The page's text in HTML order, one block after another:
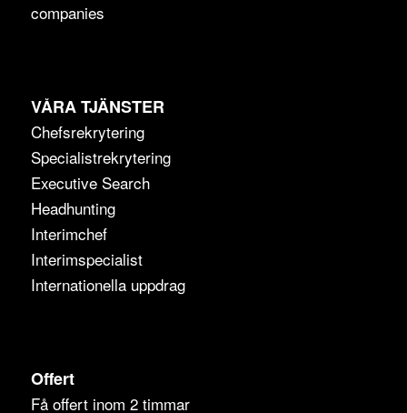
companies
VÅRA TJÄNSTER
Chefsrekrytering
Specialistrekrytering
Executive Search
Headhunting
Interimchef
Interimspecialist
Internationella uppdrag
Offert
Få offert inom 2 timmar